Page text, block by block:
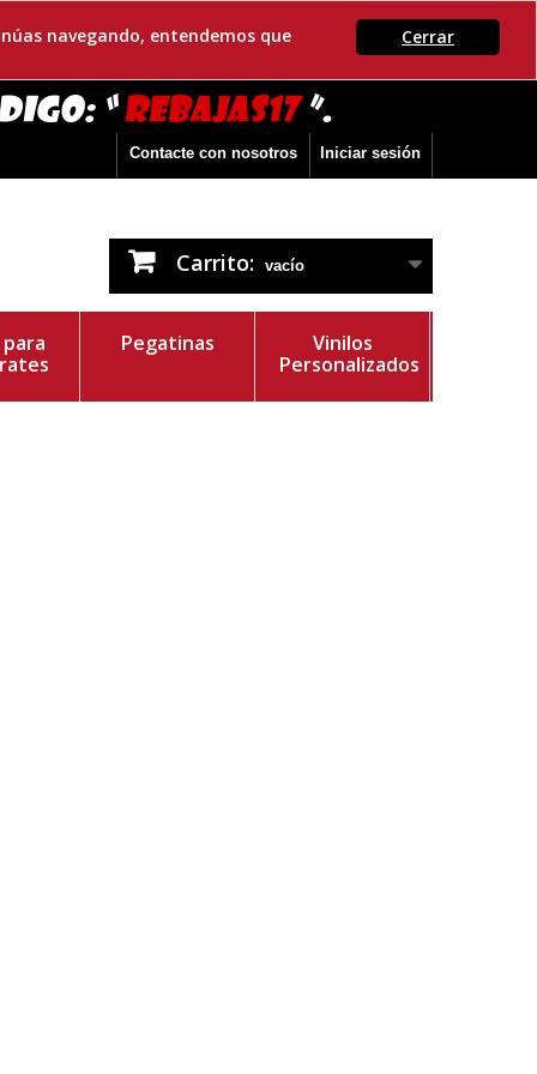
Cerrar
navegando, entendemos que
Iniciar sesión
Contacte con nosotros
Carrito: vacío
Pegatinas
Vinilos
Personalizados